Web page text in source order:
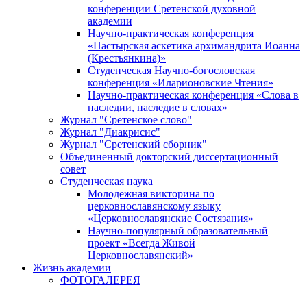
конференции Сретенской духовной
академии
Научно-практическая конференция
«Пастырская аскетика архимандрита Иоанна
(Крестьянкина)»
Студенческая Научно-богословская
конференция «Иларионовские Чтения»
Научно-практическая конференция «Cлова в
наследии, наследие в словах»
Журнал "Сретенское слово"
Журнал "Диакрисис"
Журнал "Сретенский сборник"
Объединенный докторский диссертационный
совет
Студенческая наука
Молодежная викторина по
церковнославянскому языку
«Церковнославянские Состязания»
Научно-популярный образовательный
проект «Всегда Живой
Церковнославянский»
Жизнь академии
ФОТОГАЛЕРЕЯ